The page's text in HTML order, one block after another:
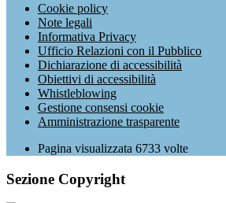
Cookie policy
Note legali
Informativa Privacy
Ufficio Relazioni con il Pubblico
Dichiarazione di accessibilità
Obiettivi di accessibilità
Whistleblowing
Gestione consensi cookie
Amministrazione trasparente
Pagina visualizzata 6733 volte
Sezione Copyright